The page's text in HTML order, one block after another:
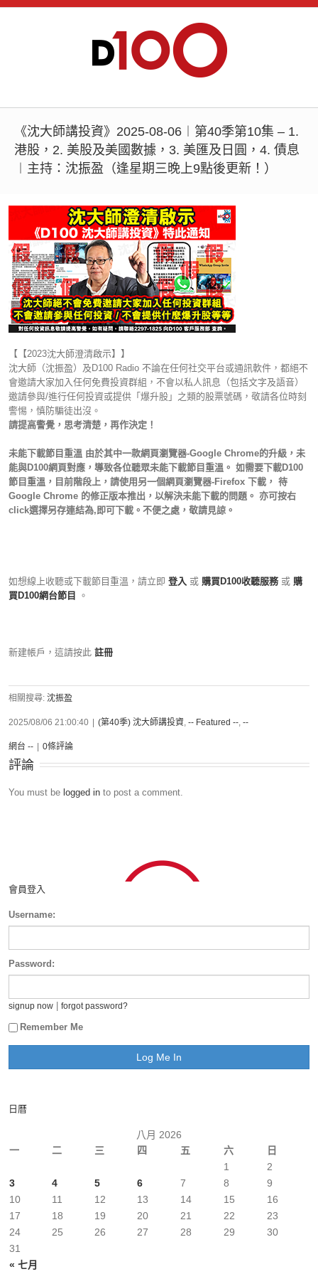
《沈大師講投資》2025-08-06︱第40季第10集 – 1.
港股，2. 美股及美國數據，3. 美匯及日圓，4. 債息
︱主持：沈振盈（逢星期三晚上9點後更新！）
【【2023沈大師澄清啟示】】
沈大師（沈振盈）及D100 Radio 不論在任何社交平台或通訊軟件，都絕不
會邀請大家加入任何免費投資群組，不會以私人訊息（包括文字及語音）
邀請參與/進行任何投資或提供「爆升股」之類的股票號碼，敬請各位時刻
警惕，慎防騙徒出沒。
請提高警覺，思考清楚，再作決定！
未能下載節目重溫 由於其中一款網頁瀏覽器-Google Chrome的升級，未
能與D100網頁對應，導致各位聽眾未能下載節目重溫。 如需要下載D100
節目重溫，目前階段上，請使用另一個網頁瀏覽器-Firefox 下載， 待
Google Chrome 的修正版本推出，以解決未能下載的問題。 亦可按右
click選擇另存連結為,即可下載。不便之處，敬請見諒。
如想線上收聽或下載節目重溫，請立即 登入 或 購買D100收聽服務 或 購
買D100網台節目
。
新建帳戶，這請按此 註冊
相關搜尋: 沈振盈
2025/08/06 21:00:40 (第40季) 沈大師講投資, -- Featured --, --
網台 -- 0條評論
評論
You must be logged in to post a comment.
會員登入
Username:
Password:
signup now forgot password?
Remember Me
日曆
八月 2026
一
二 三 四 五 六 日
« 七月
1
2
3
4 5 6 7 8
9
10
11 12 13 14 15
16
17
18 19 20 21 22
23
24
25 26 27 28 29
30
31